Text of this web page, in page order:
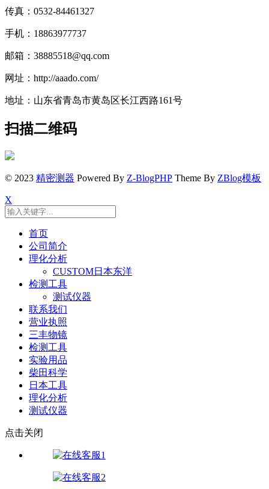
传真：0532-84461327
手机：18863977737
邮箱：38885518@qq.com
网址：http://aaado.com/
地址：山东省青岛市黄岛区长江西路161号
扫描二维码
© 2023 精密测器 Powered By Z-BlogPHP Theme By ZBlog模板
X
首页
公司简介
理化分析
CUSTOM日本东洋
检测工具
测试仪器
联系我们
营业执照
三丰物镜
检测工具
实验用品
柴田科学
日本工具
理化分析
测试仪器
点击关闭